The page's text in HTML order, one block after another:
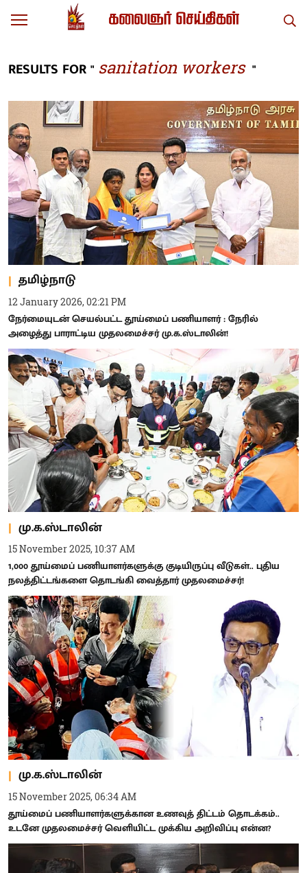
RESULTS FOR " sanitation workers "
தமிழ்நாடு
12 January 2026, 02:21 PM
நேர்மையுடன் செயல்பட்ட தூய்மைப் பணியாளர் : நேரில்
அழைத்து பாராட்டிய முதலமைச்சர் மு.க.ஸ்டாலின்!
மு.க.ஸ்டாலின்
15 November 2025, 10:37 AM
1,000 தூய்மைப் பணியாளர்களுக்கு குடியிருப்பு வீடுகள்.. புதிய
நலத்திட்டங்களை தொடங்கி வைத்தார் முதலமைச்சர்!
மு.க.ஸ்டாலின்
15 November 2025, 06:34 AM
தூய்மைப் பணியாளர்களுக்கான உணவுத் திட்டம் தொடக்கம்..
உடனே முதலமைச்சர் வெளியிட்ட முக்கிய அறிவிப்பு என்ன?